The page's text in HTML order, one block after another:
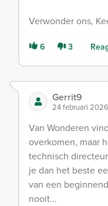
Verwonder ons,
6 3
Gerrit9
24 februari 2026
Van Wonderen
overkomen, maar
technisch
je dan het beste
van een
nooit...